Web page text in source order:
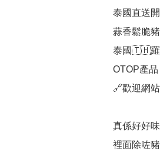
泰國直送
蒜香鬆脆
泰國🇹🇭羅
OTOP產品
🔗歡迎網
真係好好
裡面除咗